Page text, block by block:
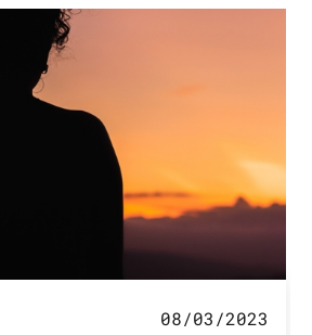
08/03/2023